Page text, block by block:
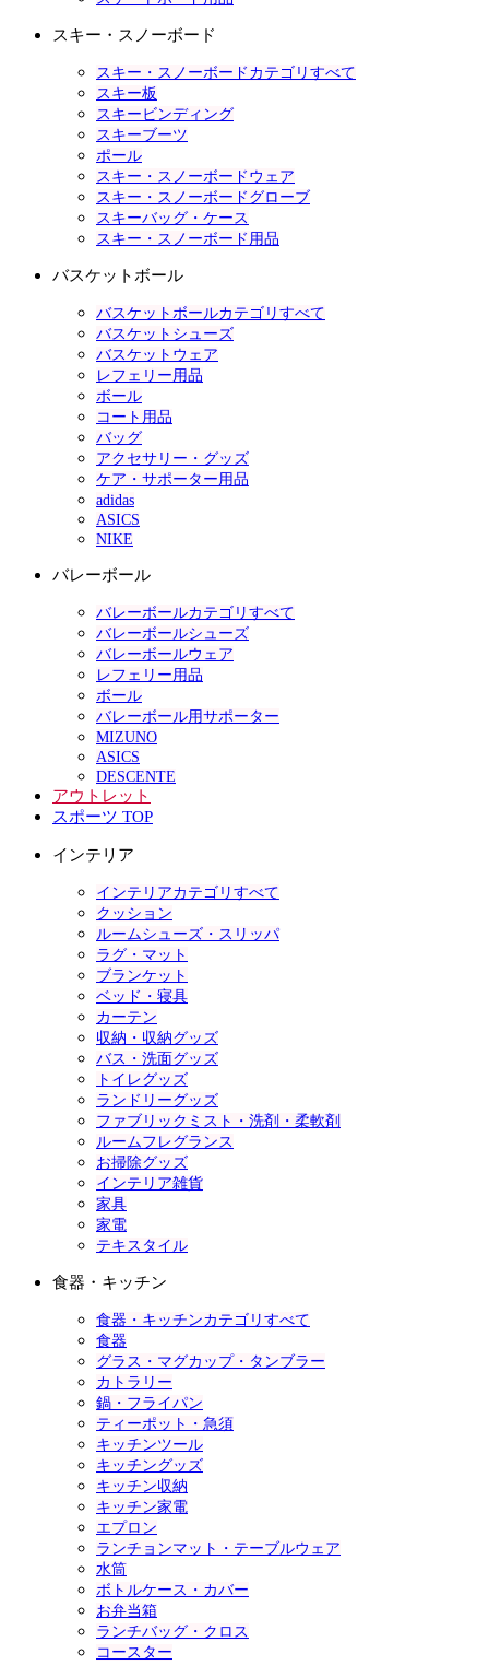
スキー・スノーボード
スキー・スノーボードカテゴリすべて
スキー板
スキービンディング
スキーブーツ
ポール
スキー・スノーボードウェア
スキー・スノーボードグローブ
スキーバッグ・ケース
スキー・スノーボード用品
バスケットボール
バスケットボールカテゴリすべて
バスケットシューズ
バスケットウェア
レフェリー用品
ボール
コート用品
バッグ
アクセサリー・グッズ
ケア・サポーター用品
adidas
ASICS
NIKE
バレーボール
バレーボールカテゴリすべて
バレーボールシューズ
バレーボールウェア
レフェリー用品
ボール
バレーボール用サポーター
MIZUNO
ASICS
DESCENTE
アウトレット
スポーツ TOP
インテリア
インテリアカテゴリすべて
クッション
ルームシューズ・スリッパ
ラグ・マット
ブランケット
ベッド・寝具
カーテン
収納・収納グッズ
バス・洗面グッズ
トイレグッズ
ランドリーグッズ
ファブリックミスト・洗剤・柔軟剤
ルームフレグランス
お掃除グッズ
インテリア雑貨
家具
家電
テキスタイル
食器・キッチン
食器・キッチンカテゴリすべて
食器
グラス・マグカップ・タンブラー
カトラリー
鍋・フライパン
ティーポット・急須
キッチンツール
キッチングッズ
キッチン収納
キッチン家電
エプロン
ランチョンマット・テーブルウェア
水筒
ボトルケース・カバー
お弁当箱
ランチバッグ・クロス
コースター